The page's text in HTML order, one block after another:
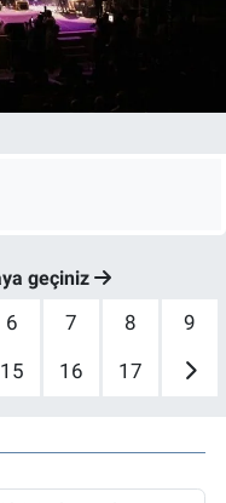
geçiniz
6 7 8
9
15 16 17